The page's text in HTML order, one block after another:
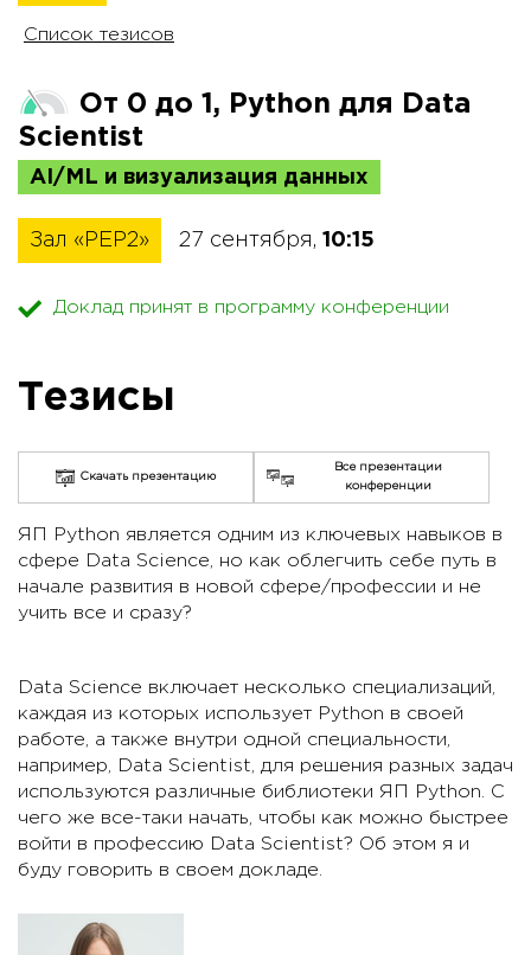
Список тезисов
От 0 до 1, Рython для Data
Scientist
AI/ML и визуализация данных
Зал «PEP2» 27 сентября, 10:15
Доклад принят в программу конференции
Тезисы
Скачать презентацию
Все презентации
конференции
ЯП Python является одним из ключевых навыков в
сфере Data Science, но как облегчить себе путь в
начале развития в новой сфере/профессии и не
учить все и сразу?
Data Science включает несколько специализаций,
каждая из которых использует Python в своей
работе, а также внутри одной специальности,
например, Data Scientist, для решения разных задач
используются различные библиотеки ЯП Python. C
чего же все-таки начать, чтобы как можно быстрее
войти в профессию Data Scientist? Об этом я и
буду говорить в своем докладе.